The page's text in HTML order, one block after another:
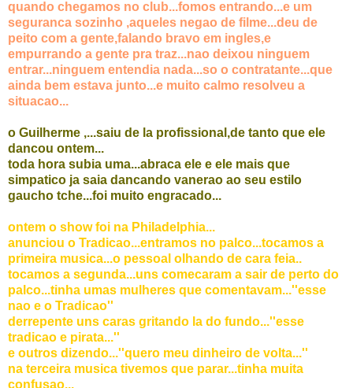
quando chegamos no club...fomos entrando...e um
seguranca sozinho ,aqueles negao de filme...deu de
peito com a gente,falando bravo em ingles,e
empurrando a gente pra traz...nao deixou ninguem
entrar...ninguem entendia nada...so o contratante...que
ainda bem estava junto...e muito calmo resolveu a
situacao...
o Guilherme ,...saiu de la profissional,de tanto que ele
dancou ontem...
toda hora subia uma...abraca ele e ele mais que
simpatico ja saia dancando vanerao ao seu estilo
gaucho tche...foi muito engracado...
ontem o show foi na Philadelphia...
anunciou o Tradicao...entramos no palco...tocamos a
primeira musica...o pessoal olhando de cara feia..
tocamos a segunda...uns comecaram a sair de perto do
palco...tinha umas mulheres que comentavam...''esse
nao e o Tradicao''
derrepente uns caras gritando la do fundo...''esse
tradicao e pirata...''
e outros dizendo...''quero meu dinheiro de volta...''
na terceira musica tivemos que parar...tinha muita
confusao...